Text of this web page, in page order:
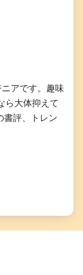
アです。趣味
ら大体抑えて
書評、トレン